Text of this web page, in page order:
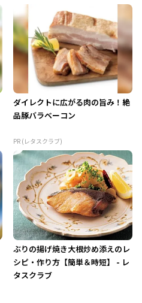
ダイレクトに広がる肉の旨み！絶
品豚バラベーコン
PR (レタスクラブ)
ぶりの揚げ焼き大根炒め添えのレ
シピ・作り方【簡単＆時短】 - レ
タスクラブ